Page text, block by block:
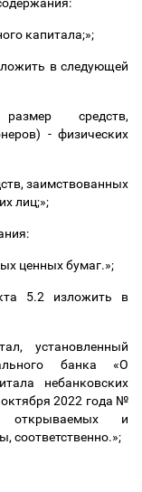
капитала;»;
в следующей
средств,
- физических
заимствованных
лиц;»;
ценных бумаг.»;
5.2 изложить в
установленный
банка «О
небанковских
2022 года №
открываемых и
соответственно.»;